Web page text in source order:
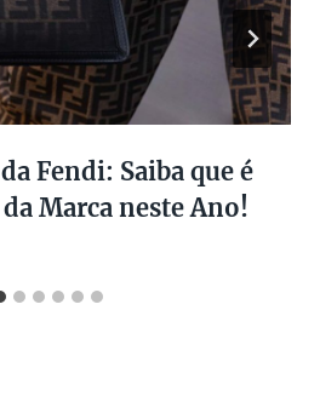
Fendi: Saiba que é
Marca neste Ano!